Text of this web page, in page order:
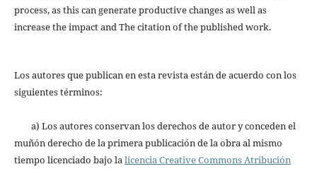
process, as this can generate productive changes as well as
increase the impact and The citation of the published work.
Los autores que publican en esta revista están de acuerdo con los
siguientes términos:
a) Los autores conservan los derechos de autor y conceden el
muñón derecho de la primera publicación de la obra al mismo
tiempo licenciado bajo lalicencia Creative Commons Atribución